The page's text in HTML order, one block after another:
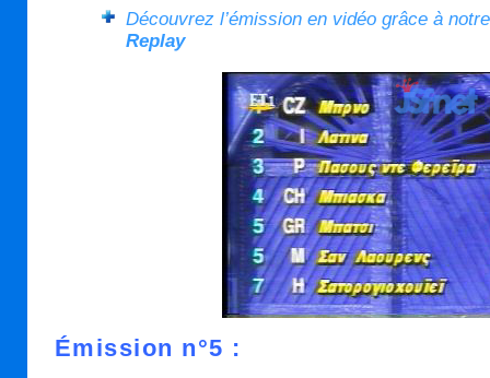
Découvrez l’émission en vidéo grâce à
Replay
Émission n°5 :